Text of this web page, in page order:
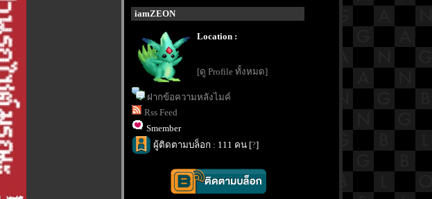
iamZEON
Location :
[ดู Profile ทั้งหมด]
ฝากข้อความหลังไมค์
Rss Feed
Smember
ผู้ติดตามบล็อก : 111 คน [?]